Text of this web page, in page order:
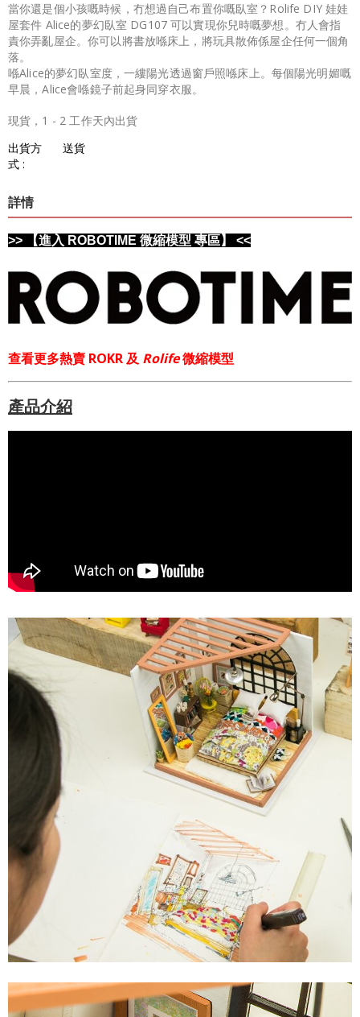
當你還是個小孩嘅時候，冇想過自己布置你嘅臥室？Rolife DIY 娃娃
屋套件 Alice的夢幻臥室 DG107 可以實現你兒時嘅夢想。冇人會指
責你弄亂屋企。你可以將書放喺床上，將玩具散佈係屋企任何一個角
落。
喺Alice的夢幻臥室度，一縷陽光透過窗戶照喺床上。每個陽光明媚嘅
早晨，Alice會喺鏡子前起身同穿衣服。
現貨，1 - 2 工作天內出貨
出貨方
式 :
送貨
詳情
>> 【進入 ROBOTIME 微縮模型 專區】 <<
查看更多熱賣 ROKR 及 Rolife微縮模型
產品介紹